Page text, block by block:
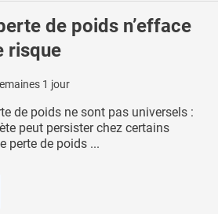
de poids n’efface
risque
1 jour
de poids ne sont pas universels :
peut persister chez certains
perte de poids ...